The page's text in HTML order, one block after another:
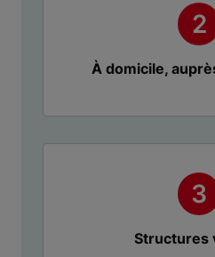
À domicile,
Structures